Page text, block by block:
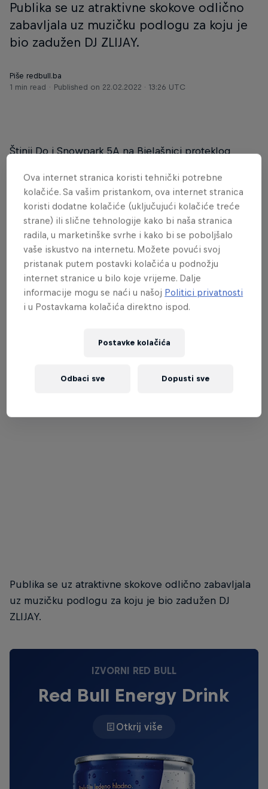
Publika se uz atraktivne skokove odlično
zabavljala uz muzičku podlogu za koju je
bio zadužen DJ ZLIJAY.
Piše redbull.ba
1 min read
Published on 22.02.2022 · 13:26 UTC
Štinji Do i Snowpark 5A na Bjelašnici proteklog
takmičenja, a Bjelašnica Open dvodnevna
manifestacija ponudila je posjetiocima brojne
atraktivne, sportske i zabavne sadržaje.
U disciplinama Slope Style i Big Air, ovaj put su uz
snowboardere nastupili i freestyle skijaši, a kako je
takmičenje bilo međunarodnog karaktera, mogli smo
gledati vrhunske poteze skijaša iz Bosne i
Hercegovine, Hrvatske, Srbije, Makedonije, Slovenije
Publika se uz atraktivne skokove odlično zabavljala
uz muzičku podlogu za koju je bio zadužen DJ
ZLIJAY.
IZVORNI RED BULL
Red Bull Energy Drink
Otkrij više
Ova internet stranica koristi tehnički potrebne
kolačiće. Sa vašim pristankom, ova internet stranica
koristi dodatne kolačiće (uključujući kolačiće treće
strane) ili slične tehnologije kako bi naša stranica
radila, u marketinške svrhe i kako bi se poboljšalo
vaše iskustvo na internetu. Možete povući svoj
pristanak putem postavki kolačića u podnožju
internet stranice u bilo koje vrijeme. Dalje
informacije mogu se naći u našoj Politici privatnosti
i u Postavkama kolačića direktno ispod.
Postavke kolačića
Odbaci sve Dopusti sve